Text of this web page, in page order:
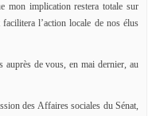
mon implication restera totale sur
l’action locale de nos élus
auprès de vous, en mai dernier, au
des Affaires sociales du Sénat,